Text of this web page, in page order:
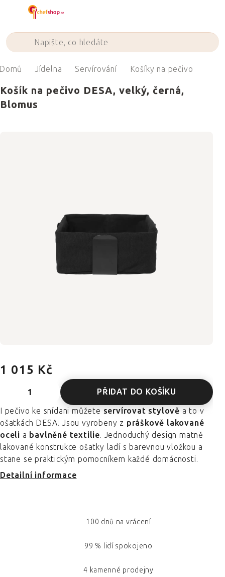
Jídelna Servírování Košíky na pečivo
Košík na pečivo DESA, velký, černá,
Blomus
1 015 Kč
PŘIDAT DO KOŠÍKU
I pečivo ke snídani můžete servírovat stylově a to v
ošatkách DESA! Jsou vyrobeny z práškově lakované
oceli a bavlněné textilie. Jednoduchý design matně
lakované konstrukce ošatky ladí s barevnou vložkou a
stane se praktickým pomocníkem každé domácnosti.
Detailní informace
100 dnů na vrácení
99 % lidí spokojeno
4 kamenné prodejny